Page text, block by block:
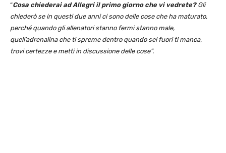
“Cosa chiederai ad Allegri il primo giorno che vi vedrete?Gli
chiederò se in questi due anni ci sono delle cose che ha maturato,
perché quando gli allenatori stanno fermi stanno male,
quell’adrenalina che ti spreme dentro quando sei fuori ti manca,
trovi certezze e metti in discussione delle cose”.